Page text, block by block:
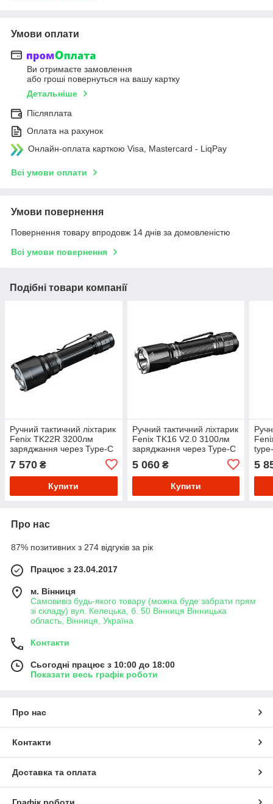
Умови оплати
Ви отримаєте замовлення
або гроші повернуться на вашу картку
Детальніше
Післяплата
Оплата на рахунок
Онлайн-оплата карткою Visa, Mastercard - LiqPay
Всі умови оплати
Умови повернення
Повернення товару впродовж 14 днів за домовленістю
Всі умови повернення
Подібні товари компанії
Ручний тактичний ліхтарик
Fenix TK22R 3200лм
заряджання через Type-C
7 570 ₴
Купити
Ручний тактичний ліхтарик
Fenix TK16 V2.0 3100лм
заряджання через Type-C
5 060₴
Купити
5
Про нас
87% позитивних з 274 відгуків за рік
Працює з 23.04.2017
м. Вінниця
Самовивіз будь-якого товару (можна буде забрати прям
зі складу) вул. Келецька, б. 50 Вінниця Вінницька
область, Вінниця, Україна
Контакти
Сьогодні працює з 10:00 до 18:00
Показати весь графік роботи
Про нас
Контакти
Доставка та оплата
Графік роботи